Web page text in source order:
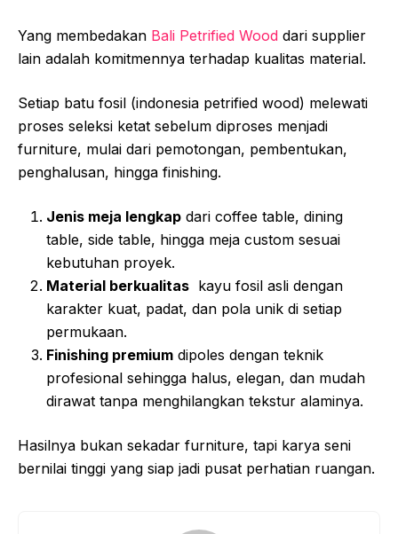
Yang membedakan Bali Petrified Wood dari supplier
lain adalah komitmennya terhadap kualitas material.
Setiap batu fosil (indonesia petrified wood) melewati
proses seleksi ketat sebelum diproses menjadi
furniture, mulai dari pemotongan, pembentukan,
penghalusan, hingga finishing.
Jenis meja lengkap dari coffee table, dining
table, side table, hingga meja custom sesuai
kebutuhan proyek.
Material berkualitas kayu fosil asli dengan
karakter kuat, padat, dan pola unik di setiap
permukaan.
Finishing premium dipoles dengan teknik
profesional sehingga halus, elegan, dan mudah
dirawat tanpa menghilangkan tekstur alaminya.
Hasilnya bukan sekadar furniture, tapi karya seni
bernilai tinggi yang siap jadi pusat perhatian ruangan.